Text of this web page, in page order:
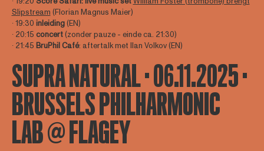
Slipstream (Florian Magnus Maier)
∙ 19:30 inleiding(EN)
∙ 20:15 concert(zonder pauze - einde ca. 21:30)
∙ 21:45 BruPhil Café: aftertalk met Ilan Volkov (EN)
SUPRA NATURAL · 06.11.2025 ·
BRUSSELS PHILHARMONIC
LAB @ FLAGEY